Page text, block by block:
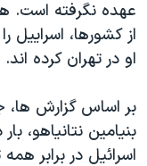
عهده نگرفته است.
از کشورها،
او در تهران کرده اند.
بر اساس گزارش ها،
بنیامین نتانیاهو،
اسرائیل در برابر